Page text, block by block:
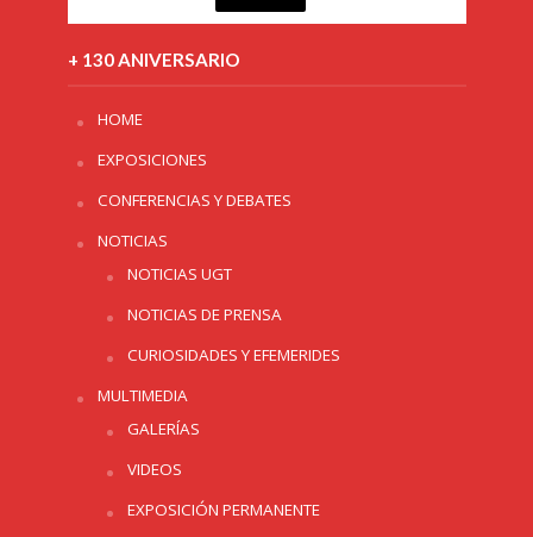
+ 130 ANIVERSARIO
HOME
EXPOSICIONES
CONFERENCIAS Y DEBATES
NOTICIAS
NOTICIAS UGT
NOTICIAS DE PRENSA
CURIOSIDADES Y EFEMERIDES
MULTIMEDIA
GALERÍAS
VIDEOS
EXPOSICIÓN PERMANENTE